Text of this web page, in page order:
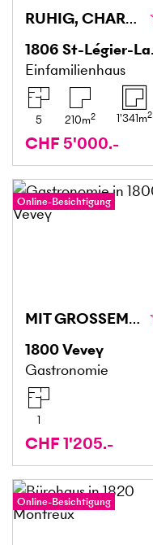
RUHIG, CHARMANT UND MIT GARTEN- UND SEESICHT
1806 St-Légier-La Chiésaz
Einfamilienhaus
5 210m2 1'341m2
CHF 5'000.-
Online-Besichtigung
MIT GROSSEM POTENZIAL
1800Vevey
Gastronomie
1
CHF 1'205.-
Online-Besichtigung